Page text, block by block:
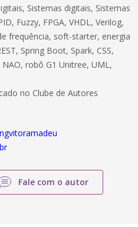
Sistemas digitais, Sistemas
Fuzzy, FPGA, VHDL, Verilog,
frequência, soft-starter, energia
Spring Boot, Spark, CSS,
robô G1 Unitree, UML,
no Clube de Autores
Fale com o autor